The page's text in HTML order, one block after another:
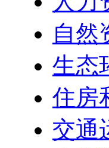
自然
生态
住房
交通